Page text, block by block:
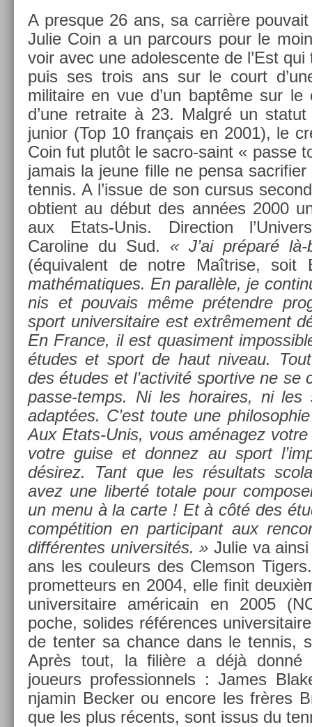
A pre­sque 26 ans, sa carrière
Julie Coin a un par­cours pour le
voir avec une adoles­cente de l’Est
puis ses trois ans sur le court
militaire en vue d’un baptême sur
d’une re­traite à 23. Malgré un
junior (Top 10 français en 2001), le
Coin fut plutôt le sacro-saint « passe
jamais la jeune fille ne pensa
ten­nis. A l’issue de son cur­sus
ob­tient au début des années 2000
aux Etats-Unis. Di­rec­tion
Caroline du Sud. « J’ai préparé
(équivalent de notre Maîtrise, soit
mathématiques. En para­llèle, je
nis et pouvais même prétendre
sport uni­ver­sitaire est ex­trême­ment
En Fran­ce, il est quasi­ment
études et sport de haut niveau.
des études et l’ac­tivité spor­tive ne se
passe-temps. Ni les horaires, ni les
adaptées. C’est toute une
Aux Etats-Unis, vous aménagez
votre guise et don­nez au sport
désirez. Tant que les résul­tats
avez une li­berté totale pour
un menu à la carte ! Et à côté des
com­péti­tion en par­ticipant aux
dif­féren­tes uni­ver­sités. » Julie va
ans les co­uleurs des Clem­son
pro­met­teurs en 2004, elle finit
uni­ver­sitaire américain en 2005
poche, sol­ides référ­ences
de tent­er sa chan­ce dans le ten­nis,
Après tout, la filière a déjà
joueurs pro­fes­sion­nels : James
njamin Be­ck­er ou en­core les frères
que les plus récents, sont issus du